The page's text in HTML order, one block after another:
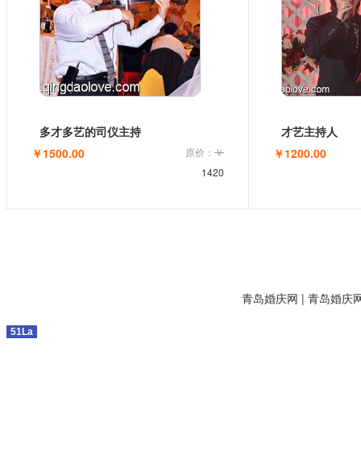
多才多艺的司仪主持
￥1500.00 原价： ￥
1420
才艺主持人
￥1200.00
青岛婚庆网 | 青岛婚庆
51La